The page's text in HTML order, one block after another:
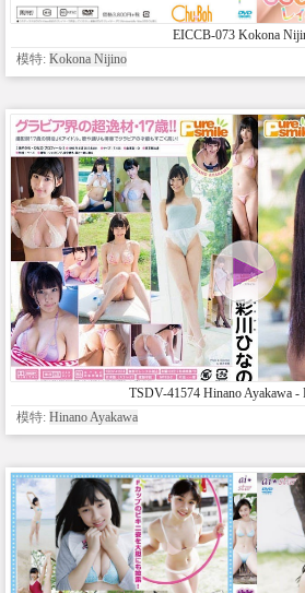
EICCB-073 Kokona
模特: Kokona Nijino
TSDV-41574 Hinano Ayakawa -
模特: Hinano Ayakawa